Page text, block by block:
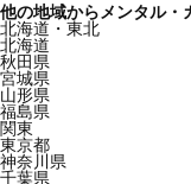
他の地域からメンタル・
北海道・東北
北海道
秋田県
宮城県
山形県
福島県
関東
東京都
神奈川県
千葉県